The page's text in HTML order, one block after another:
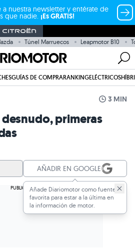
a nuestra newsletter y entérate de
que nadie. ¡Es GRATIS!
Túnel Marruecos Leapmotor B10
GUÍAS DE COMPRARANKINGELÉCTRICOS
3 MIN
desnudo, primeras
AÑADIR EN GOOGLE
Añade Diariomotor como fuente
favorita para estar a la última en
la información de motor.